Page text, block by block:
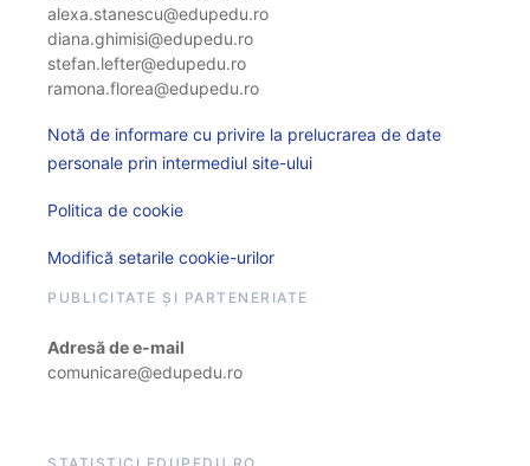
alexa.stanescu@edupedu.ro
diana.ghimisi@edupedu.ro
stefan.lefter@edupedu.ro
ramona.florea@edupedu.ro
Notă de informare cu privire la prelucrarea de date
personale prin intermediul site-ului
Politica de cookie
Modifică setarile cookie-urilor
PUBLICITATE ȘI PARTENERIATE
Adresă de e-mail
comunicare@edupedu.ro